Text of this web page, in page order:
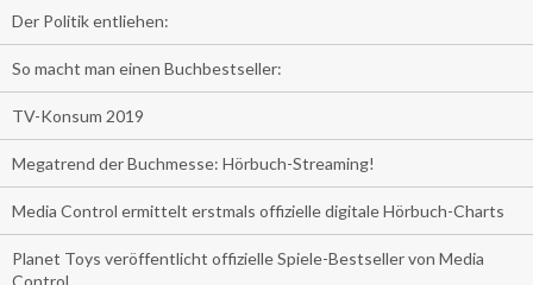
Der Politik entliehen:
So macht man einen Buchbestseller:
TV-Konsum 2019
Megatrend der Buchmesse: Hörbuch-Streaming!
Media Control ermittelt erstmals offizielle digitale Hörbuch-Charts
Planet Toys veröffentlicht offizielle Spiele-Bestseller von Media
Control